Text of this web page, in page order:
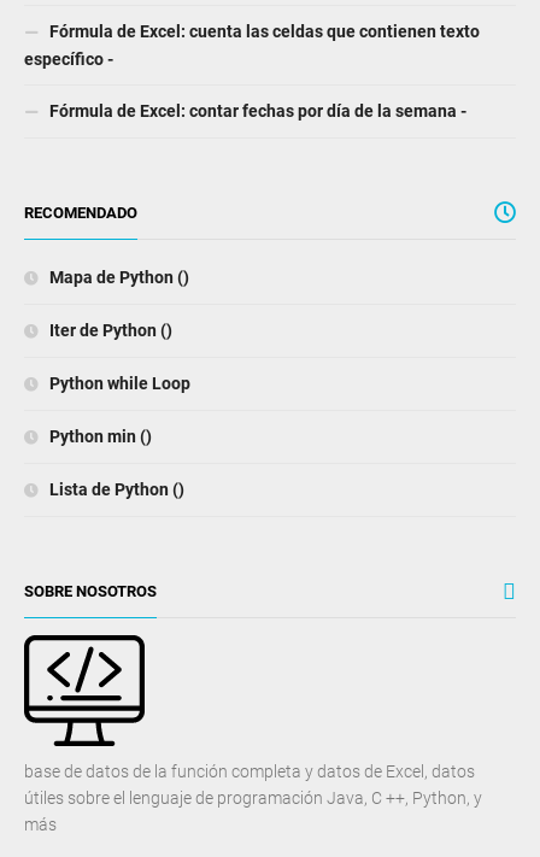
Fórmula de Excel: cuenta las celdas que contienen texto
específico -
Fórmula de Excel: contar fechas por día de la semana -
RECOMENDADO
Mapa de Python ()
Iter de Python ()
Python while Loop
Python min ()
Lista de Python ()
SOBRE NOSOTROS
base de datos de la función completa y datos de Excel, datos
útiles sobre el lenguaje de programación Java, C ++, Python, y
más